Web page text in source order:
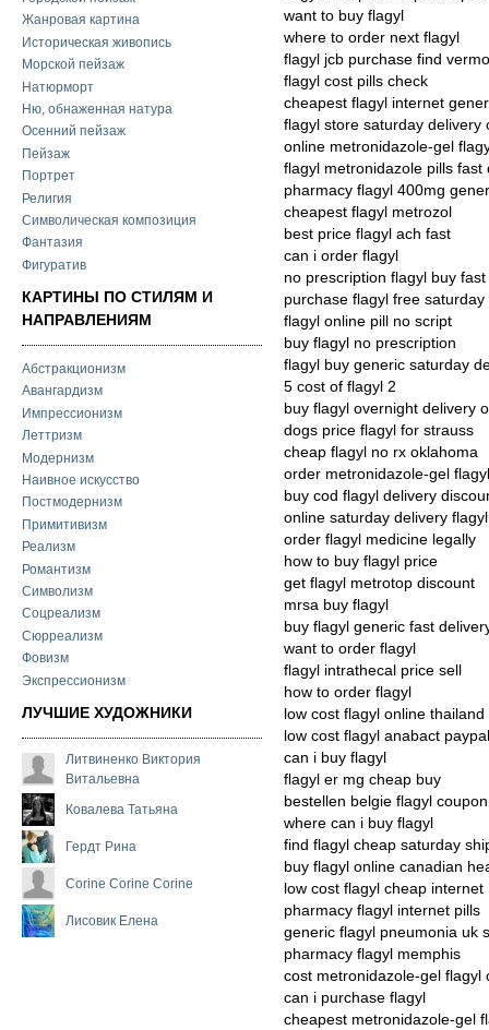
Жанровая картина
Историческая живопись
Морской пейзаж
Натюрморт
Ню, обнаженная натура
Осенний пейзаж
Пейзаж
Портрет
Религия
Символическая композиция
Фантазия
Фигуратив
КАРТИНЫ ПО СТИЛЯМ И
НАПРАВЛЕНИЯМ
Абстракционизм
Авангардизм
Импрессионизм
Леттризм
Модернизм
Наивное искусство
Постмодернизм
Примитивизм
Реализм
Романтизм
Символизм
Соцреализм
Сюрреализм
Фовизм
Экспрессионизм
ЛУЧШИЕ ХУДОЖНИКИ
Литвиненко Виктория
Витальевна
Ковалева Татьяна
Гердт Рина
Corine Corine Corine
Лисовик Елена
want to buy flagyl
where to order next flagyl
flagyl jcb purchase find
flagyl cost pills check
cheapest flagyl internet
flagyl store saturday delivery
online metronidazole-gel
flagyl metronidazole pills fast
pharmacy flagyl 400mg
cheapest flagyl metrozol
best price flagyl ach fast
can i order flagyl
no prescription flagyl buy fast
purchase flagyl free saturday
flagyl online pill no script
buy flagyl no prescription
flagyl buy generic saturday
5 cost of flagyl 2
buy flagyl overnight delivery
dogs price flagyl for strauss
cheap flagyl no rx oklahoma
order metronidazole-gel
buy cod flagyl delivery
online saturday delivery
order flagyl medicine legally
how to buy flagyl price
get flagyl metrotop discount
mrsa buy flagyl
buy flagyl generic fast
want to order flagyl
flagyl intrathecal price sell
how to order flagyl
low cost flagyl online thailand
low cost flagyl anabact paypal
can i buy flagyl
flagyl er mg cheap buy
bestellen belgie flagyl
where can i buy flagyl
find flagyl cheap saturday
buy flagyl online canadian
low cost flagyl cheap internet
pharmacy flagyl internet pills
generic flagyl pneumonia uk
pharmacy flagyl memphis
cost metronidazole-gel flagyl
can i purchase flagyl
cheapest metronidazole-gel